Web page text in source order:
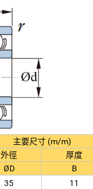
150
160
170
180
主要尺寸 (m/m)
外徑 厚度
ØD B
35 11